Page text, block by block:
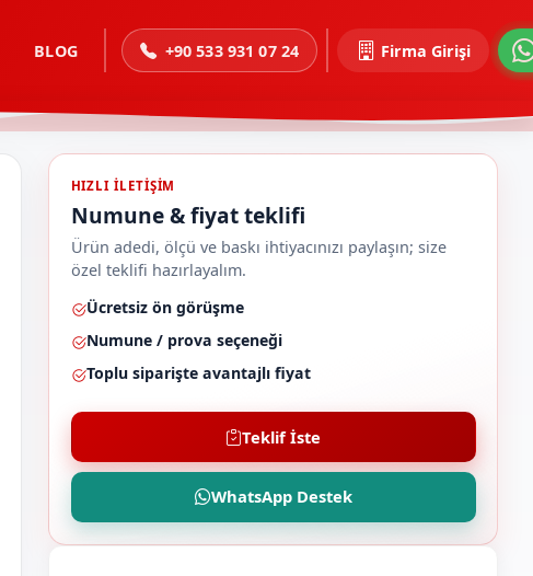
BLOG +90 533 931 07 24 Firma Girişi
HIZLI ILETIŞIM
Numune & fiyat teklifi
Ürün adedi, ölçü ve baskı ihtiyacınızı paylaşın; size
özel teklifi hazırlayalım.
Ücretsiz ön görüşme
Numune / prova seçeneği
Toplu siparişte avantajlı fiyat
Teklif İste
WhatsApp Destek